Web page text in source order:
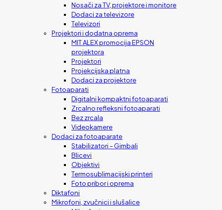
Nosači za TV, projektore i monitore
Dodaci za televizore
Televizori
Projektori i dodatna oprema
MIT ALEX promocija EPSON
projektora
Projektori
Projekcijska platna
Dodaci za projektore
Fotoaparati
Digitalni kompaktni fotoaparati
Zrcalno refleksni fotoaparati
Bez zrcala
Videokamere
Dodaci za fotoaparate
Stabilizatori – Gimbali
Blicevi
Objektivi
Termosublimacijski printeri
Foto pribor i oprema
Diktafoni
Mikrofoni, zvučnici i slušalice